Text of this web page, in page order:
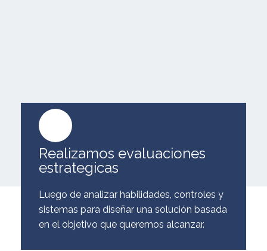
Realizamos evaluaciones
estrategicas
Luego de analizar habilidades, controles y
sistemas para diseñar una solución basada
en el objetivo que queremos alcanzar.